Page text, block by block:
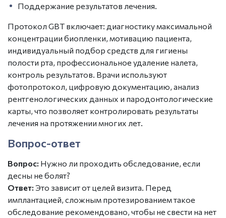
Поддержание результатов лечения.
Протокол GBT включает: диагностику максимальной
концентрации биопленки, мотивацию пациента,
индивидуальный подбор средств для гигиены
полости рта, профессиональное удаление налета,
контроль результатов. Врачи используют
фотопротокол, цифровую документацию, анализ
рентгенологических данных и пародонтологические
карты, что позволяет контролировать результаты
лечения на протяжении многих лет.
Вопрос-ответ
Вопрос: Нужно ли проходить обследование, если
десны не болят?
Ответ: Это зависит от целей визита. Перед
имплантацией, сложным протезированием такое
обследование рекомендовано, чтобы не свести на нет